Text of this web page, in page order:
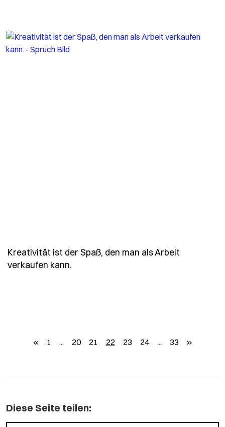
Kreativität ist der Spaß, den man als Arbeit
verkaufen kann.
«zurück
1 ... 20 21 22 23 24 ... 33 »weiter
Diese Seite teilen: